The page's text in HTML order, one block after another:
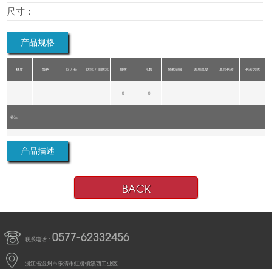
尺寸：
产品规格
材质 颜色 公 / 母 防水 / 非防水 排数
0
孔数
0
耐燃等级 适用温度 单位包装 包装方式
备注
产品描述
BACK
联系电话： 0577-62332456
浙江省温州市乐清市虹桥镇溪西工业区